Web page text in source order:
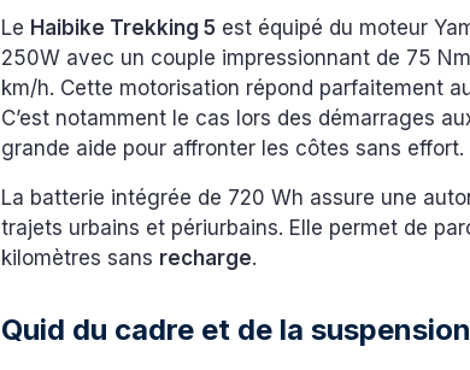
Le Haibike Trekking 5 est équipé du moteur
250W avec un couple impressionnant de 75
km/h. Cette motorisation répond parfaitement
C’est notamment le cas lors des démarrages
grande aide pour affronter les côtes sans effort.
La batterie intégrée de 720 Wh assure une
trajets urbains et périurbains. Elle permet de
kilomètres sans recharge.
Quid du cadre et de la